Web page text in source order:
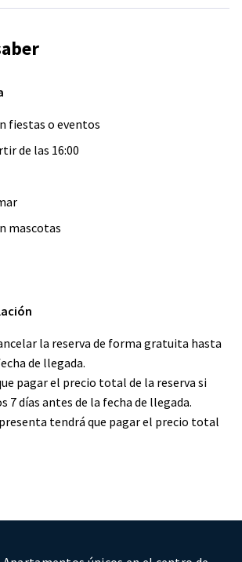
de las 16:00
fiestas o eventos
mascotas
la reserva de forma gratuita hasta
de llegada.
pagar el precio total de la reserva si
7 días antes de la fecha de llegada.
tendrá que pagar el precio total